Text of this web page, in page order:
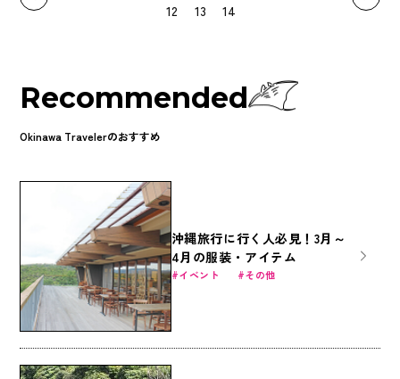
12
13 14
Recommended
Okinawa Travelerのおすすめ
沖縄旅行に行く人必見！3月～
4月の服装・アイテム
イベント その他